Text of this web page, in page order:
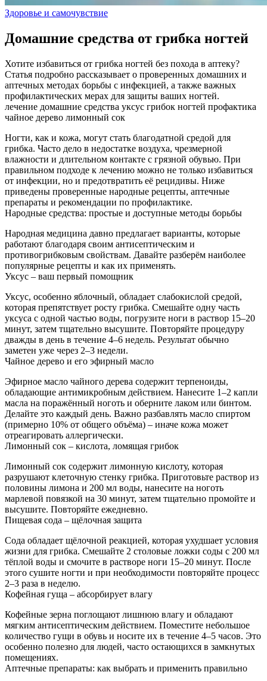
Здоровье и самочувствие
Домашние средства от грибка ногтей
Хотите избавиться от грибка ногтей без похода в аптеку?
Статья подробно рассказывает о проверенных домашних и
аптечных методах борьбы с инфекцией, а также важных
профилактических мерах для защиты ваших ногтей.
лечение домашние средства уксус грибок ногтей профактика
чайное дерево лимонный сок
Ногти, как и кожа, могут стать благодатной средой для
грибка. Часто дело в недостатке воздуха, чрезмерной
влажности и длительном контакте с грязной обувью. При
правильном подходе к лечению можно не только избавиться
от инфекции, но и предотвратить её рецидивы. Ниже
приведены проверенные народные рецепты, аптечные
препараты и рекомендации по профилактике.
Народные средства: простые и доступные методы борьбы
Народная медицина давно предлагает варианты, которые
работают благодаря своим антисептическим и
противогрибковым свойствам. Давайте разберём наиболее
популярные рецепты и как их применять.
Уксус – ваш первый помощник
Уксус, особенно яблочный, обладает слабокислой средой,
которая препятствует росту грибка. Смешайте одну часть
уксуса с одной частью воды, погрузите ноги в раствор 15–20
минут, затем тщательно высушите. Повторяйте процедуру
дважды в день в течение 4–6 недель. Результат обычно
заметен уже через 2–3 недели.
Чайное дерево и его эфирный масло
Эфирное масло чайного дерева содержит терпеноиды,
обладающие антимикробным действием. Нанесите 1–2 капли
масла на поражённый ноготь и оберните лаком или бинтом.
Делайте это каждый день. Важно разбавлять масло спиртом
(примерно 10% от общего объёма) – иначе кожа может
отреагировать аллергически.
Лимонный сок – кислота, ломящая грибок
Лимонный сок содержит лимонную кислоту, которая
разрушают клеточную стенку грибка. Приготовьте раствор из
половины лимона и 200 мл воды, нанесите на ноготь
марлевой повязкой на 30 минут, затем тщательно промойте и
высушите. Повторяйте ежедневно.
Пищевая сода – щёлочная защита
Сода обладает щёлочной реакцией, которая ухудшает условия
жизни для грибка. Смешайте 2 столовые ложки соды с 200 мл
тёплой воды и смочите в растворе ноги 15–20 минут. После
этого сушите ногти и при необходимости повторяйте процесс
2–3 раза в неделю.
Кофейная гуща – абсорбирует влагу
Кофейные зерна поглощают лишнюю влагу и обладают
мягким антисептическим действием. Поместите небольшое
количество гущи в обувь и носите их в течение 4–5 часов. Это
особенно полезно для людей, часто остающихся в замкнутых
помещениях.
Аптечные препараты: как выбрать и применить правильно